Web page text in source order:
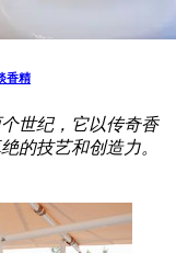
香精
世纪，它以传奇香
的技艺和创造力。